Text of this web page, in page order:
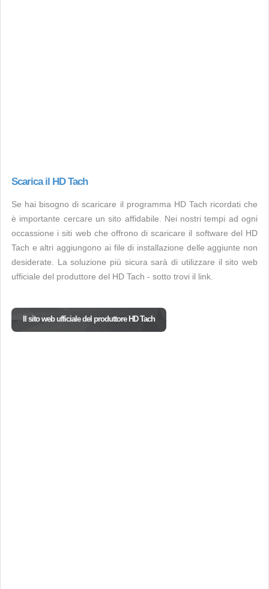
Scarica il HD Tach
Se hai bisogno di scaricare il programma HD Tach ricordati che
è importante cercare un sito affidabile. Nei nostri tempi ad ogni
occassione i siti web che offrono di scaricare il software del HD
Tach e altri aggiungono ai file di installazione delle aggiunte non
desiderate. La soluzione più sicura sarà di utilizzare il sito web
ufficiale del produttore del HD Tach - sotto trovi il link.
Il sito web ufficiale del produttore HD Tach